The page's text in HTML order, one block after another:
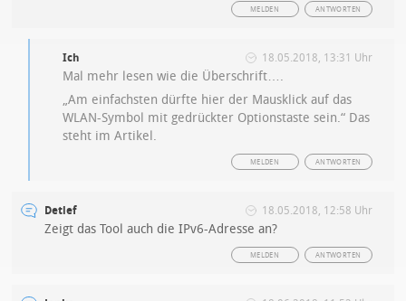
ANTWORTEN
MELDEN
Ich 18.05.2018, 13:31 Uhr
Mal mehr lesen wie die Überschrift….
„Am einfachsten dürfte hier der Mausklick auf das
WLAN-Symbol mit gedrückter Optionstaste sein.“ Das
steht im Artikel.
ANTWORTEN
MELDEN
Detlef 18.05.2018, 12:58 Uhr
Zeigt das Tool auch die IPv6-Adresse an?
ANTWORTEN
MELDEN